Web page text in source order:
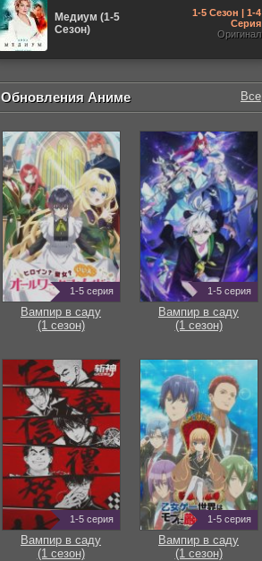
Медиум (1-5
Сезон)
1-5 Сезон | 1-4
Серия
Оригинал
Обновления Аниме Все
1-5 серия
Вампир в саду
(1 сезон)
1-5 серия
Вампир в саду
(1 сезон)
1-5 серия
Вампир в саду
(1 сезон)
1-5 серия
Вампир в саду
(1 сезон)